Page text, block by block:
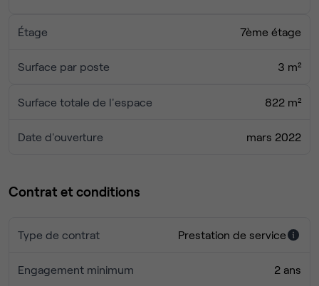
Étage 7ème étage
Surface par poste 3 m²
Surface totale de l'espace 822 m²
Date d'ouverture mars 2022
Contrat et conditions
Type de contrat Prestation de service
Engagement minimum 2 ans